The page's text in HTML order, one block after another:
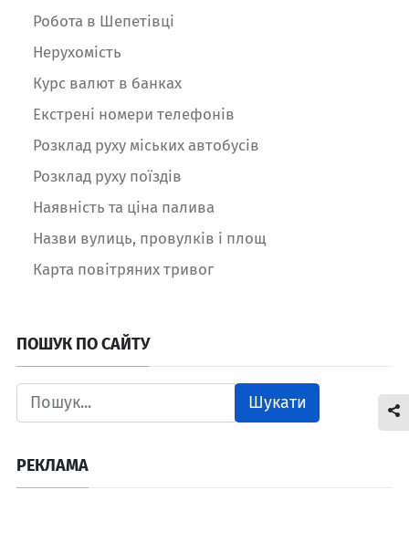
Робота в Шепетівці
Нерухомість
Курс валют в банках
Екстрені номери телефонів
Розклад руху міських автобусів
Розклад руху поїздів
Наявність та ціна палива
Назви вулиць, провулків і площ
Карта повітряних тривог
ПОШУК ПО САЙТУ
Шукати
РЕКЛАМА